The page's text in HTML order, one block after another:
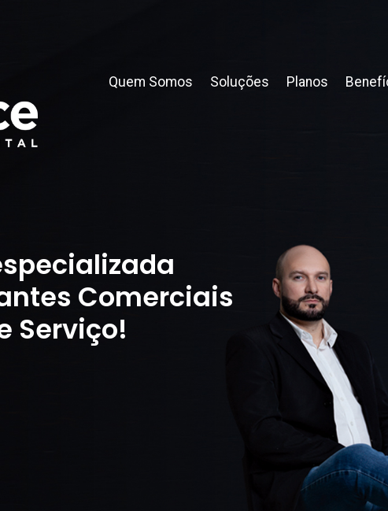
Quem Somos Soluções Planos
Comerciais
Serviço!